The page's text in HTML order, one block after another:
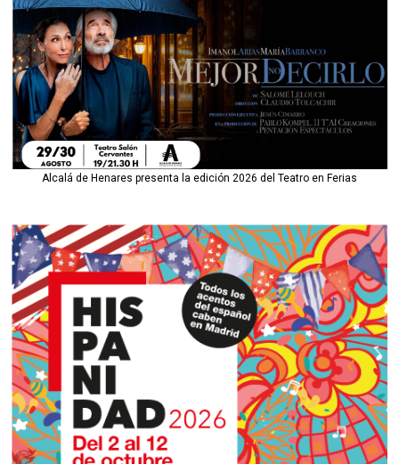
Alcalá de Henares presenta la edición 2026 del Teatro en Ferias